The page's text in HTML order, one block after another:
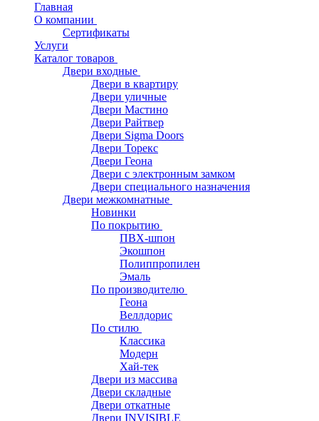
Главная
О компании
Сертификаты
Услуги
Каталог товаров
Двери входные
Двери в квартиру
Двери уличные
Двери Мастино
Двери Райтвер
Двери Sigma Doors
Двери Торекс
Двери Геона
Двери с электронным замком
Двери специального назначения
Двери межкомнатные
Новинки
По покрытию
ПВХ-шпон
Экошпон
Полиппропилен
Эмаль
По производителю
Геона
Веллдорис
По стилю
Классика
Модерн
Хай-тек
Двери из массива
Двери складные
Двери откатные
Двери INVISIBLE